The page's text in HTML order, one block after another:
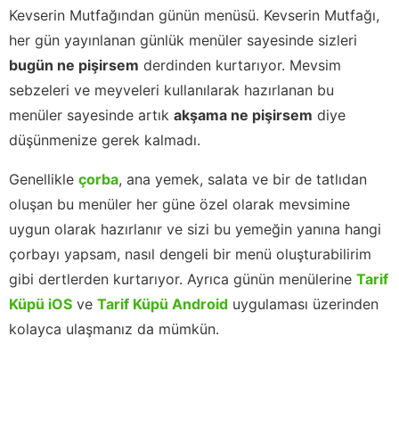
Kevserin Mutfağından günün menüsü. Kevserin Mutfağı,
her gün yayınlanan günlük menüler sayesinde sizleri
bugün ne pişirsem derdinden kurtarıyor. Mevsim
sebzeleri ve meyveleri kullanılarak hazırlanan bu
menüler sayesinde artık akşama ne pişirsem diye
düşünmenize gerek kalmadı.
Genellikle çorba, ana yemek, salata ve bir de tatlıdan
oluşan bu menüler her güne özel olarak mevsimine
uygun olarak hazırlanır ve sizi bu yemeğin yanına hangi
çorbayı yapsam, nasıl dengeli bir menü oluşturabilirim
gibi dertlerden kurtarıyor. Ayrıca günün menülerine Tarif
Küpü iOS ve Tarif Küpü Android uygulaması üzerinden
kolayca ulaşmanız da mümkün.